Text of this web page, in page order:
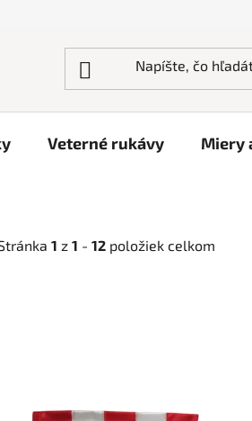
Veterné rukávy Miery
1 z 1 - 12 položiek celkom